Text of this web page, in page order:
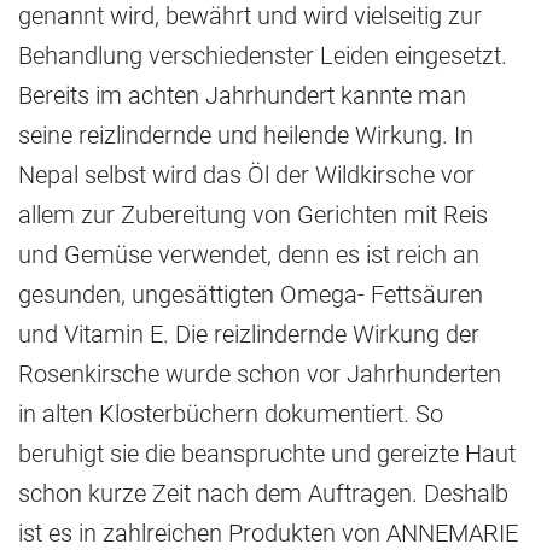
genannt wird, bewährt und wird vielseitig zur
Behandlung verschiedenster Leiden eingesetzt.
Bereits im achten Jahrhundert kannte man
seine reizlindernde und heilende Wirkung. In
Nepal selbst wird das Öl der Wildkirsche vor
allem zur Zubereitung von Gerichten mit Reis
und Gemüse verwendet, denn es ist reich an
gesunden, ungesättigten Omega- Fettsäuren
und Vitamin E. Die reizlindernde Wirkung der
Rosenkirsche wurde schon vor Jahrhunderten
in alten Klosterbüchern dokumentiert. So
beruhigt sie die beanspruchte und gereizte Haut
schon kurze Zeit nach dem Auftragen. Deshalb
ist es in zahlreichen Produkten von ANNEMARIE